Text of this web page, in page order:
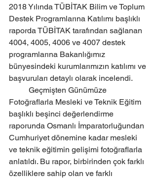
2018 Yılında TÜBİTAK Bilim ve Toplum
Destek Programlarına Katılımı başlıklı
raporda TÜBİTAK tarafından sağlanan
4004, 4005, 4006 ve 4007 destek
programlarına Bakanlığımız
bünyesindeki kurumlarımızın katılımı ve
başvuruları detaylı olarak incelendi.
Fotoğraflarla Mesleki ve Teknik Eğitim
başlıklı beşinci değerlendirme
raporunda Osmanlı İmparatorluğundan
Cumhuriyet dönemine kadar mesleki
ve teknik eğitimin gelişimi fotoğraflarla
anlatıldı. Bu rapor, birbirinden çok farklı
özelliklere sahip olan ve farklı